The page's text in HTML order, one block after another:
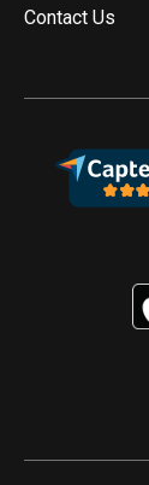
Contact Us